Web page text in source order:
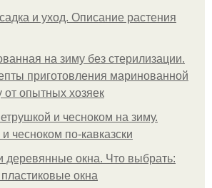
и уход. Описание растения
на зиму без стерилизации.
приготовления маринованной
от опытных хозяек
и чесноком на зиму.
чесноком по-кавказски
деревянные окна. Что выбрать:
окна